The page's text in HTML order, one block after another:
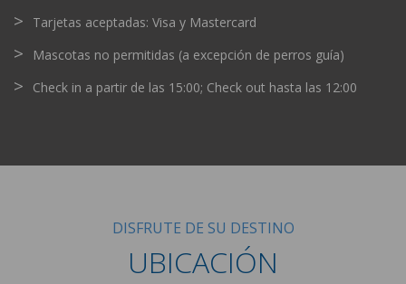
Tarjetas aceptadas: Visa y Mastercard
Mascotas no permitidas (a excepción de perros guía)
Check in a partir de las 15:00; Check out hasta las 12:00
DISFRUTE DE SU DESTINO
UBICACIÓN